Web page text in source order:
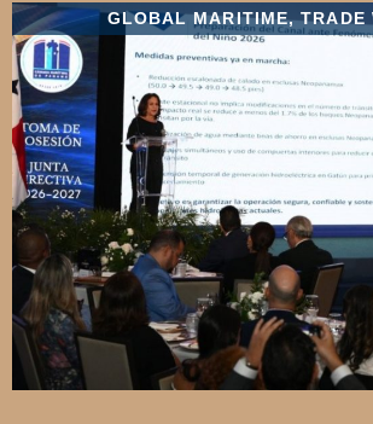
GLOBAL MARITIME,TRADE